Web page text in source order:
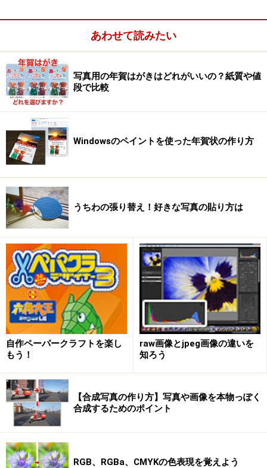
※記事内容は執筆時点のものです。最新の内容をご確認くださ
※OSやアプリ、ソフトのバージョンによっては画面表示、操作方
法が異なる可能性があります。
あわせて読みたい
写真用の年賀はがきはどれがいいの？紙質や値
段で比較
Windowsのペイントを使った年賀状の作り方
うちわの張り替え！好きな写真の貼り方は
自作ペーパークラフトを楽し
もう！
raw画像とjpeg画像の違いを
知ろう
【合成写真の作り方】写真や画像を本物っぽく
合成するためのポイント
RGB、RGBa、CMYKの色表現を覚えよう